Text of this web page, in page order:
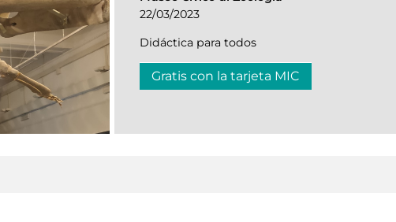
22/03/2023
Didáctica para todos
Gratis con la tarjeta MIC